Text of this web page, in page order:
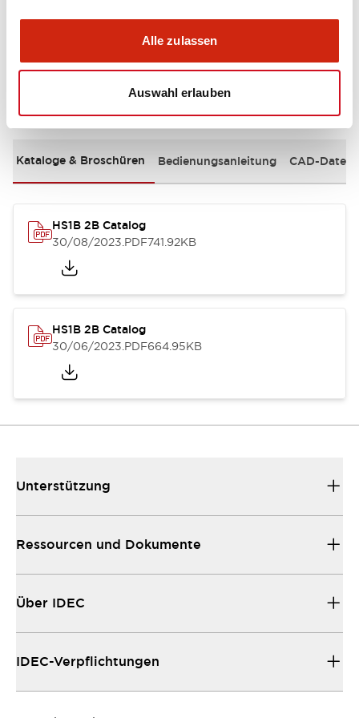
Alle zulassen
Auswahl erlauben
Dokumente und Dateien
Kataloge & Broschüren Bedienungsanleitung CAD-
HS1B 2B Catalog
30/08/2023.PDF741.92KB
HS1B 2B Catalog
30/06/2023.PDF664.95KB
Unterstützung
Ressourcen und Dokumente
Über IDEC
IDEC-Verpflichtungen